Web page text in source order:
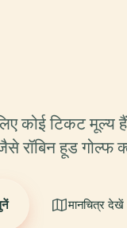
कोई टिकट मूल्य
रॉबिन हूड
मानचित्र देखें